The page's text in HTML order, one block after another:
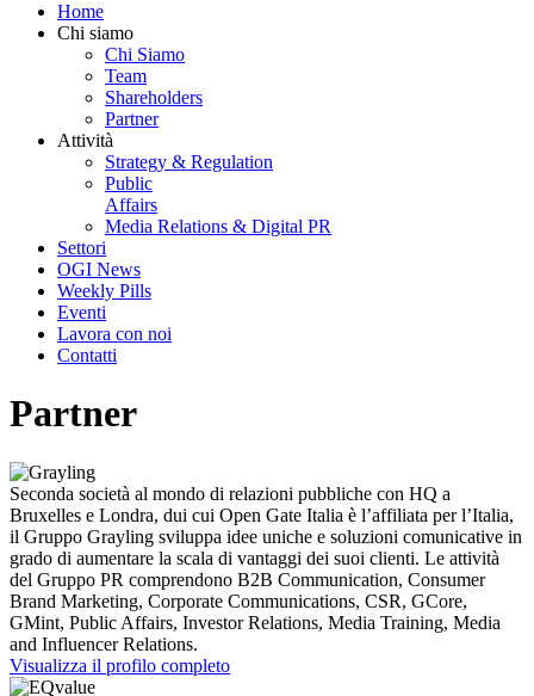
Home
Chi siamo
Chi Siamo
Team
Shareholders
Partner
Attività
Strategy & Regulation
Public
Affairs
Media Relations & Digital PR
Settori
OGI News
Weekly Pills
Eventi
Lavora con noi
Contatti
Partner
Seconda società al mondo di relazioni pubbliche con HQ a
Bruxelles e Londra, dui cui Open Gate Italia è l’affiliata per l’Italia,
il Gruppo Grayling sviluppa idee uniche e soluzioni comunicative in
grado di aumentare la scala di vantaggi dei suoi clienti. Le attività
del Gruppo PR comprendono B2B Communication, Consumer
Brand Marketing, Corporate Communications, CSR, GCore,
GMint, Public Affairs, Investor Relations, Media Training, Media
and Influencer Relations.
Visualizza il profilo completo